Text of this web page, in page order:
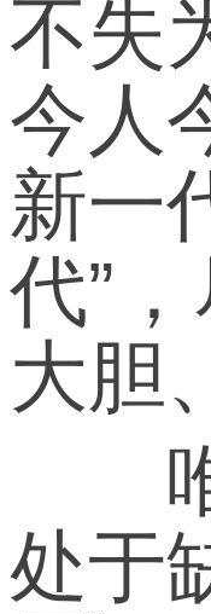
不失
今人
新一
代”
大胆
唯
处于